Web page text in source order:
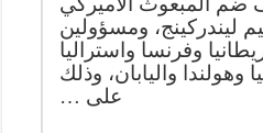
ليندركينج، ومسؤولين
وفرنسا واستراليا
وهولندا واليابان، وذلك
على …